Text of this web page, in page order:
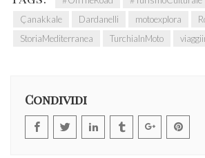
Çanakkale
Dardanelli motoexplora
StoriaMediterranea
TurchiaInMoto
Condividi